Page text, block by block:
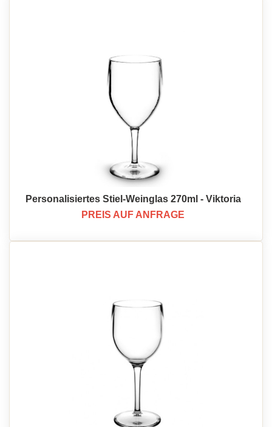
Personalisiertes Stiel-Weinglas 270ml - Viktoria
PREIS AUF ANFRAGE